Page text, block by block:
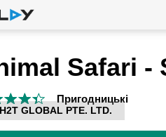
Пригодницькі
H2T GLOBAL PTE. LTD.